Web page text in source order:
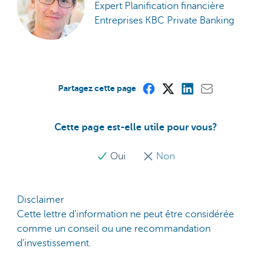
Expert Planification financière
Entreprises KBC Private Banking
Cette page est-elle utile pour vous?
Oui Non
Partagez cette page
Disclaimer
Cette lettre d'information ne peut être considérée
comme un conseil ou une recommandation
d'investissement.